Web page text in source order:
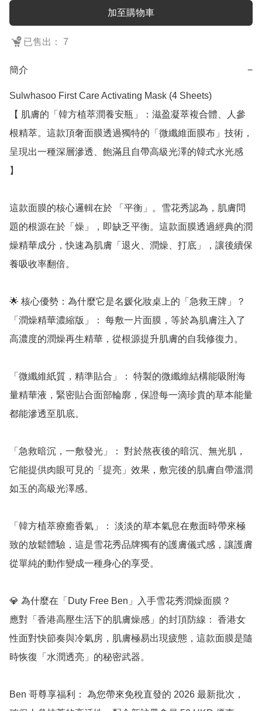
加至購物車
已售出： 7
簡介 −
Sulwhasoo First Care Activating Mask (4 Sheets)
【 肌膚的「韓方植萃潤養安瓶」：滋盈凝萃複合體、人參
根精萃。這款頂奢面膜透過獨特的「微纖維面膜布」技術，
呈現出一種深層滲透、飽滿且自帶高級光澤的韓式水光感
】
這款面膜的核心邏輯在於 「平衡」。雪花秀認為，肌膚問
題的根源在於「燥」，即缺乏平衡。這款面膜透過經典的潤
燥精華成分，快速為肌膚「退火、潤燥、打底」，讓後續保
養吸收率翻倍。
🌟 核心優勢：為什麼它是名媛化妝桌上的「急救王牌」？
「潤燥精華濃縮版」： 每敷一片面膜，等於為肌膚注入了
高濃度的潤燥再生精華，從根源提升肌膚的自我修復力。
「微纖維紙質，精準貼合」： 特製的微纖維結構能吸附海
量精華液，緊密貼合面部輪廓，保證每一滴珍貴的草本能量
都能滲透至肌底。
「急救暗沉，一敷發光」： 對於熬夜後的暗沉、無光肌，
它能提供肉眼可見的「提亮」效果，敷完後的肌膚自帶溫潤
如玉的高級光澤感。
「韓方植萃療癒香氣」： 淡淡的草本氣息在敷面時帶來極
致的放鬆體驗，這是雪花秀品牌獨有的護膚儀式感，讓護膚
從單純的動作變成一種身心的享受。
💎 為什麼在「Duty Free Ben」入手雪花秀潤燥面膜？
應對「香港高壓生活下的肌膚燥感」的封頂防線： 香港女
性面對快節奏與冷氣房，肌膚極易出現疲態，這款面膜是隨
時恢復「水潤透亮」的秘密武器。
Ben 哥尊享福利： 為您帶來免稅直發的 2026 最新批次，